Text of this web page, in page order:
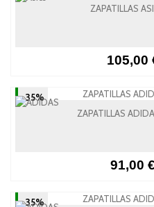
ZAPATILLAS
105,00
-35%
ZAPATILLAS
91,00 €
-35%